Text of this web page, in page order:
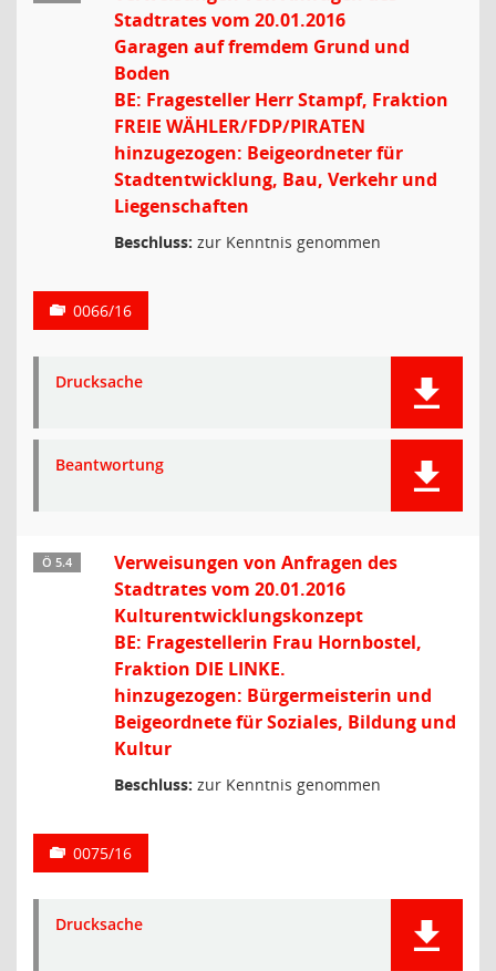
Stadtrates vom 20.01.2016
Garagen auf fremdem Grund und
Boden
BE: Fragesteller Herr Stampf, Fraktion
FREIE WÄHLER/FDP/PIRATEN
hinzugezogen: Beigeordneter für
Stadtentwicklung, Bau, Verkehr und
Liegenschaften
Beschluss: zur Kenntnis genommen
0066/16
Drucksache
Beantwortung
Ö 5.4
Verweisungen von Anfragen des
Stadtrates vom 20.01.2016
Kulturentwicklungskonzept
BE: Fragestellerin Frau Hornbostel,
Fraktion DIE LINKE.
hinzugezogen: Bürgermeisterin und
Beigeordnete für Soziales, Bildung und
Kultur
Beschluss: zur Kenntnis genommen
0075/16
Drucksache